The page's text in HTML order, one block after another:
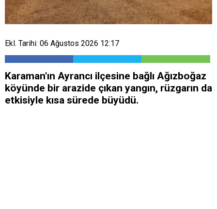
Ekl. Tarihi: 06 Ağustos 2026 12:17
Karaman'ın Ayrancı ilçesine bağlı Ağızboğaz
köyünde bir arazide çıkan yangın, rüzgarın da
etkisiyle kısa sürede büyüdü.